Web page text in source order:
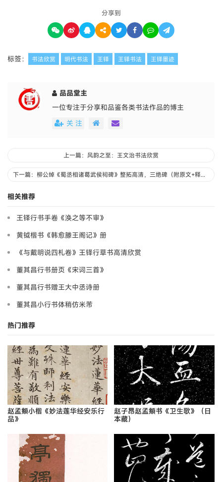
分享到
标签： 书法欣赏 明代书法 王铎 王铎书法 王铎墨迹
品品堂主
一位专注于分享和品鉴各类书法作品的博主
关 注
上一篇：风韵之至：王文治书法欣赏
下一篇：柳公绰《蜀丞相诸葛武侯祠碑》整拓高清，三绝碑（附原文+释文）
相关推荐
王铎行书手卷《涣之等不审》
黄钺楷书《韩愈滕王阁记》册
《与戴明说四札卷》王铎行草书高清欣赏
董其昌行书册页《宋词三首》
董其昌行书赠王大中丞诗册
董其昌小行书体稍仿米芾
热门推荐
赵孟頫小楷《妙法莲华经安乐行
品》
赵子昂赵孟頫书《卫生歌》（日
本藏）